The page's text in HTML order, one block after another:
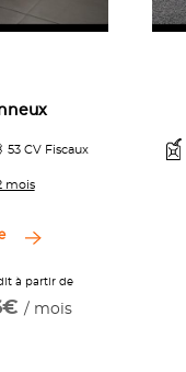
53 CV Fiscaux
mois
à partir de
/ mois